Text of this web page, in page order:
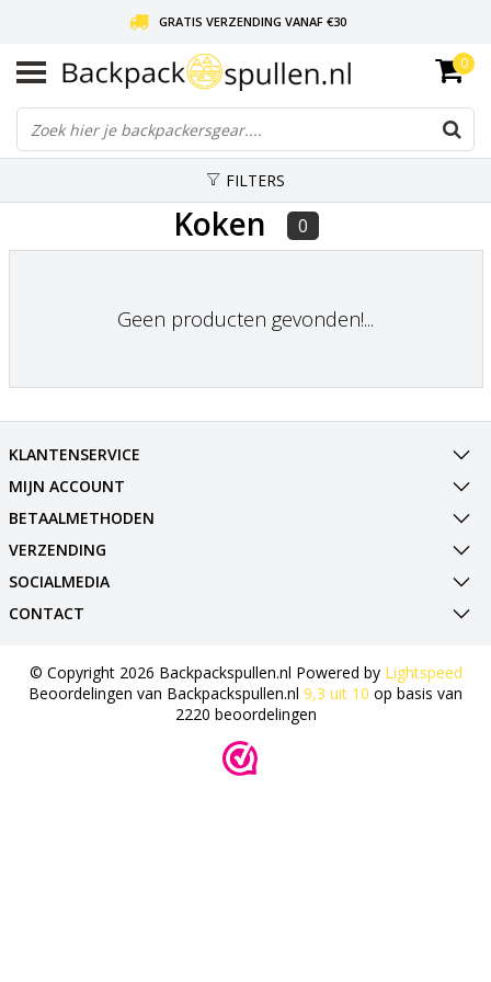
GRATIS VERZENDING VANAF €30
LIEFDE VOOR BACKPACKEN!
30 DAGEN GRATIS RETOUR
0
FILTERS
Koken 0
Geen producten gevonden!...
KLANTENSERVICE
MIJN ACCOUNT
BETAALMETHODEN
VERZENDING
SOCIALMEDIA
CONTACT
© Copyright 2026 Backpackspullen.nl Powered by Lightspeed
Beoordelingen van Backpackspullen.nl 9,3 uit 10 op basis van
2220 beoordelingen